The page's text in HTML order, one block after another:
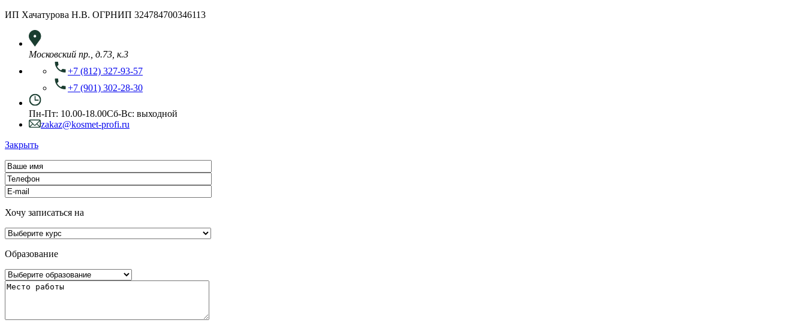
ИП Хачатурова Н.В. ОГРНИП 324784700346113
Московский пр., д.73, к.3
+7 (812) 327-93-57
+7 (901) 302-28-30
Пн-Пт: 10.00-18.00Сб-Вс: выходной
zakaz@kosmet-profi.ru
Закрыть
Хочу записаться на
Образование